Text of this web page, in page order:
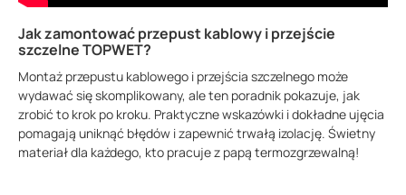
Jak zamontować przepust kablowy i przejście
szczelne TOPWET?
Montaż przepustu kablowego i przejścia szczelnego może
wydawać się skomplikowany, ale ten poradnik pokazuje, jak
zrobić to krok po kroku. Praktyczne wskazówki i dokładne ujęcia
pomagają uniknąć błędów i zapewnić trwałą izolację. Świetny
materiał dla każdego, kto pracuje z papą termozgrzewalną!